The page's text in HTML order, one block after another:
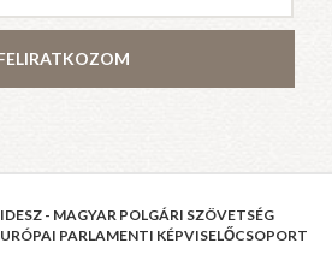
- MAGYAR POLGÁRI SZÖVETSÉG
PARLAMENTI KÉPVISELŐCSOPORT